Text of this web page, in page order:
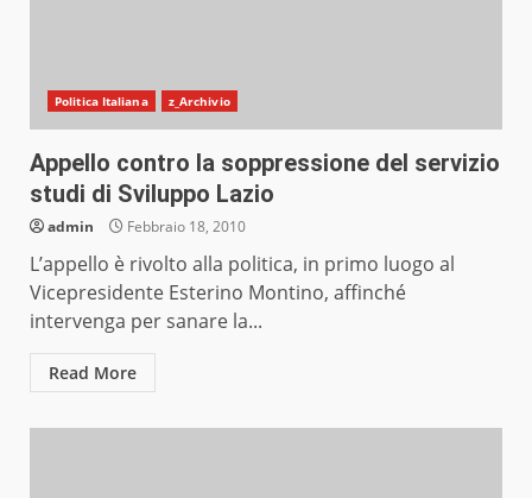
Politica Italiana z_Archivio
Appello contro la soppressione del servizio
studi di Sviluppo Lazio
admin Febbraio 18, 2010
L’appello è rivolto alla politica, in primo luogo al
Vicepresidente Esterino Montino, affinché
intervenga per sanare la...
Read More